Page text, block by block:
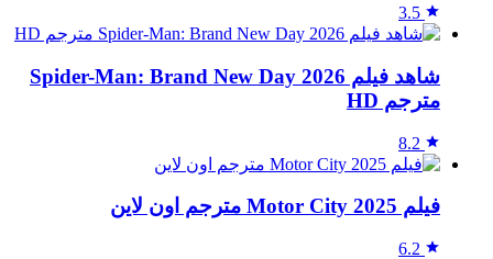
3.5
شاهد فيلم Spider-Man: Brand New Day 2026
مترجم HD
8.2
فيلم Motor City 2025 مترجم اون لاين
6.2